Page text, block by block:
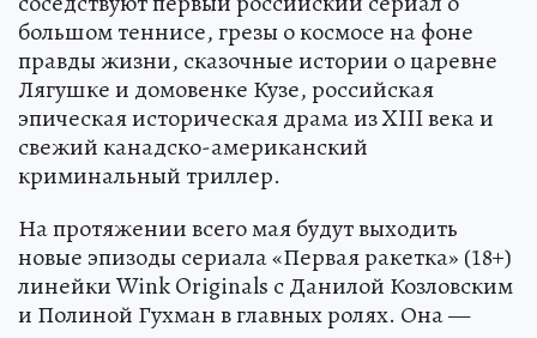
большом теннисе, грезы о космосе на фоне
правды жизни, сказочные истории о царевне
Лягушке и домовенке Кузе, российская
эпическая историческая драма из XIII века и
свежий канадско-американский
криминальный триллер.
На протяжении всего мая будут выходить
новые эпизоды сериала «Первая ракетка» (18+)
линейки Wink Originals с Данилой Козловским
и Полиной Гухман в главных ролях. Она —